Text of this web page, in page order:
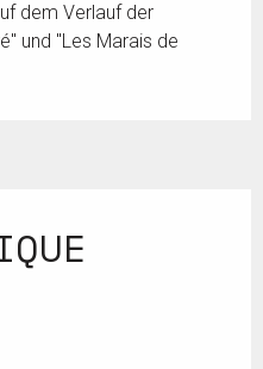
dem Verlauf der
und "Les Marais de